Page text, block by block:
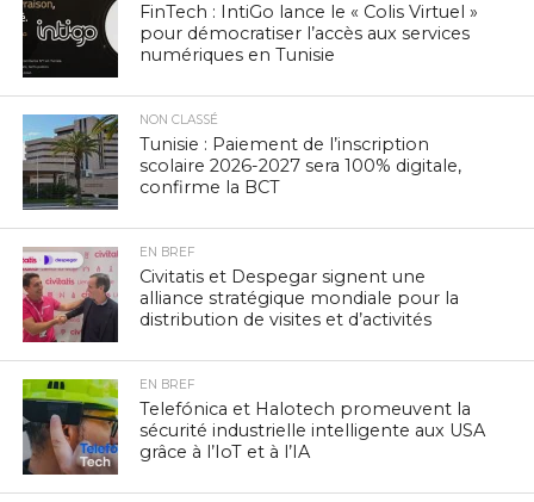
FinTech : IntiGo lance le « Colis Virtuel »
pour démocratiser l’accès aux services
numériques en Tunisie
NON CLASSÉ
Tunisie : Paiement de l’inscription
scolaire 2026-2027 sera 100% digitale,
confirme la BCT
EN BREF
Civitatis et Despegar signent une
alliance stratégique mondiale pour la
distribution de visites et d’activités
EN BREF
Telefónica et Halotech promeuvent la
sécurité industrielle intelligente aux USA
grâce à l’IoT et à l’IA